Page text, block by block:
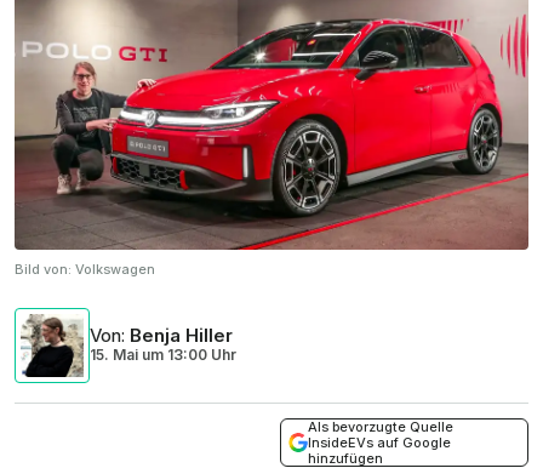
Bild von: Volkswagen
Von: Benja Hiller
15. Mai um 13:00 Uhr
Als bevorzugte Quelle
InsideEVs auf Google
hinzufügen